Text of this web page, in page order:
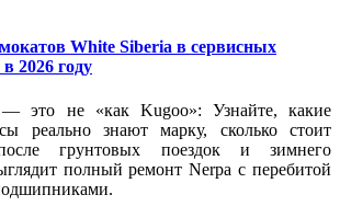
White Siberia в сервисных
2026 году
это не «как Kugoo»: Узнайте, какие
реально знают марку, сколько стоит
после грунтовых поездок и зимнего
полный ремонт Nerpa с перебитой